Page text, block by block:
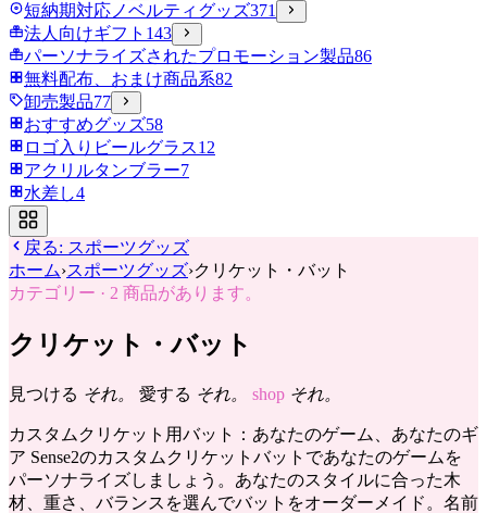
短納期対応ノベルティグッズ371
法人向けギフト 143
パーソナライズされたプロモーション製品86
無料配布、おまけ商品系82
卸売製品77
おすすめグッズ58
ロゴ入りビールグラス12
アクリルタンブラー7
水差し4
戻る: スポーツグッズ
ホーム›スポーツグッズ›クリケット・バット
カテゴリー · 2 商品があります。
クリケット・バット
見つける それ。 愛する それ。 shop それ。
カスタムクリケット用バット：あなたのゲーム、あなたのギ
ア Sense2のカスタムクリケットバットであなたのゲームを
パーソナライズしましょう。あなたのスタイルに合った木
材、重さ、バランスを選んでバットをオーダーメイド。名前